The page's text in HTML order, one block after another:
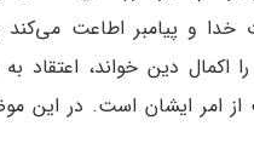
خدا و پیامبر اطاعت
دین خواند، اعتقاد
از امر ایشان است. در این